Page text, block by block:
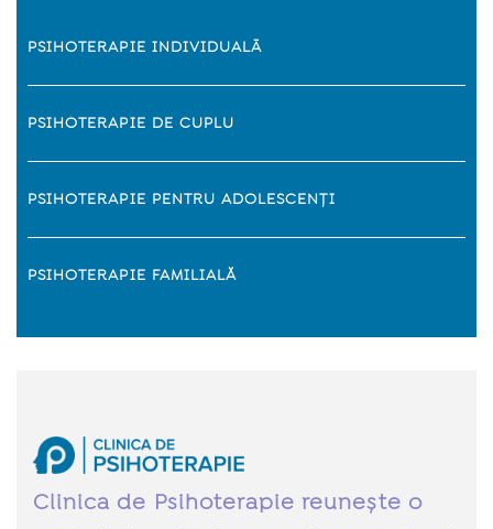
PSIHOTERAPIE INDIVIDUALÃ
PSIHOTERAPIE DE CUPLU
PSIHOTERAPIE PENTRU ADOLESCENȚI
PSIHOTERAPIE FAMILIALĂ
Clinica de Psihoterapie reunește o